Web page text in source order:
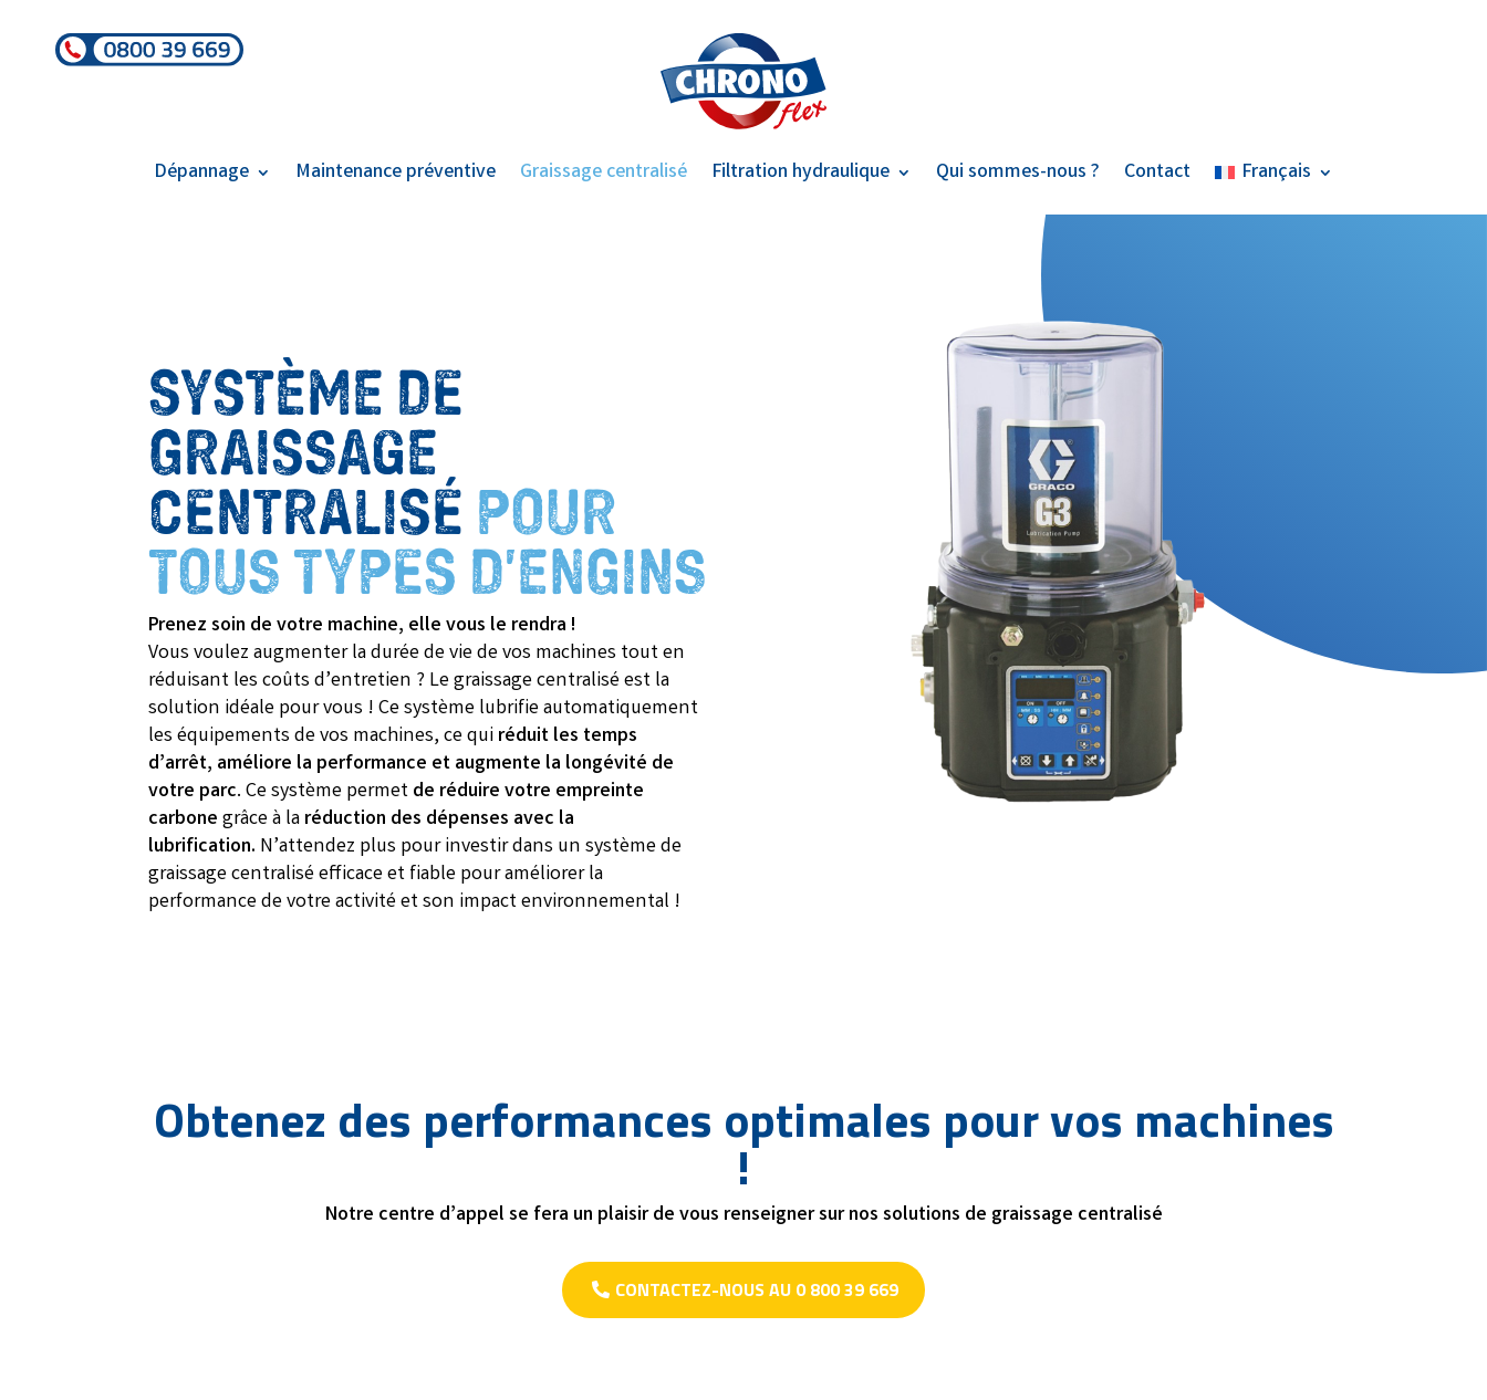
Dépannage Maintenance préventive Graissage centralisé Filtration hydraulique Qui sommes-nous ? Contact Français
SYSTÈME DE
GRAISSAGE
CENTRALISÉ POUR
TOUS TYPES D’ENGINS
Prenez soin de votre machine, elle vous le rendra !
Vous voulez augmenter la durée de vie de vos machines tout en
réduisant les coûts d’entretien ? Le graissage centralisé est la
solution idéale pour vous ! Ce système lubrifie automatiquement
les équipements de vos machines, ce quiréduit les temps
d’arrêt, améliore la performance etaugmente la longévité de
votre parc. Ce système permetde réduire votre empreinte
carbonegrâce à laréduction des dépenses avec la
lubrification. N’attendez plus pour investir dans un système de
graissage centralisé efficace et fiable pour améliorer la
performance de votre activité et son impact environnemental !
Obtenez des performances optimales pour vos machines
!
Notre centre d’appel se fera un plaisir de vous renseigner sur nos solutions de graissage centralisé
CONTACTEZ-NOUS AU 0 800 39 669